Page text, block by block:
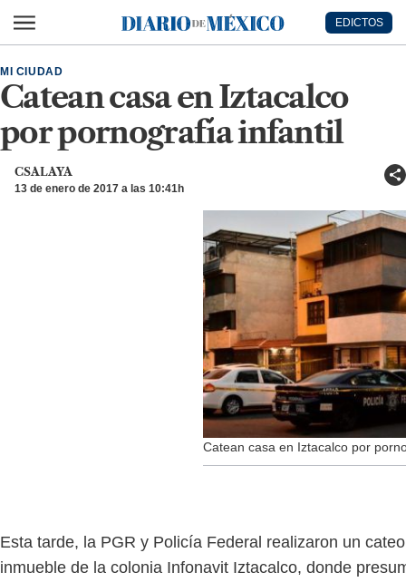
Diario de México
EDICTOS
Catean casa en Iztacalco
por pornografía infantil
MI CIUDAD
CSALAYA
13 de enero de 2017 a las 10:41h
Catean casa en Iztacalco por
Esta tarde, la PGR y Policía Federal realizaron un
inmueble de la colonia Infonavit Iztacalco, donde